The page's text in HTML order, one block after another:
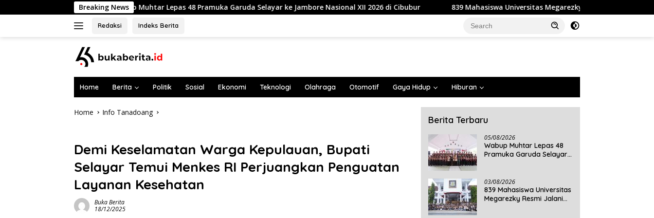
to
Breaking News
Wabup Muhtar Lepas 48 Pramuka Garuda Selayar ke Jambore Nasional XII 2026 di Cibubur 839 Mahasiswa Universitas Megarezky Resmi Jalani KKN Tematik, Siap Mengabdi di
Redaksi Indeks Berita
Home Berita Politik Sosial Ekonomi Teknologi Olahraga Otomotif Gaya Hidup Hiburan
Home Info Tanadoang
Demi Keselamatan Warga Kepulauan, Bupati
Selayar Temui Menkes RI Perjuangkan Penguatan
Layanan Kesehatan
Buka Berita
18/12/2025
Berita Terbaru
05/08/2026
Wabup Muhtar Lepas 48
Pramuka Garuda Selayar
03/08/2026
839 Mahasiswa Universitas
Megarezky Resmi Jalani